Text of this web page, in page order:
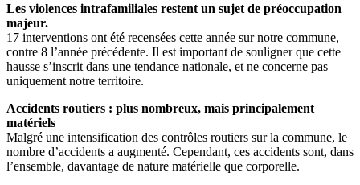
Les violences intrafamiliales restent un sujet de préoccupation
majeur.
17 interventions ont été recensées cette année sur notre commune,
contre 8 l’année précédente. Il est important de souligner que cette
hausse s’inscrit dans une tendance nationale, et ne concerne pas
uniquement notre territoire.
Accidents routiers : plus nombreux, mais principalement
matériels
Malgré une intensification des contrôles routiers sur la commune, le
nombre d’accidents a augmenté. Cependant, ces accidents sont, dans
l’ensemble, davantage de nature matérielle que corporelle.